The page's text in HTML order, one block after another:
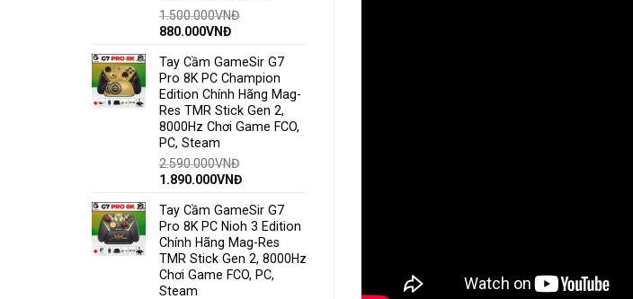
1.500.000VNĐ
880.000VNĐ
Tay Cầm GameSir G7
Pro 8K PC Champion
Edition Chính Hãng Mag-
Res TMR Stick Gen 2,
8000Hz Chơi Game FCO,
PC, Steam
2.590.000VNĐ
1.890.000VNĐ
Tay Cầm GameSir G7
Pro 8K PC Nioh 3 Edition
Chính Hãng Mag-Res
TMR Stick Gen 2, 8000Hz
Chơi Game FCO, PC,
Steam